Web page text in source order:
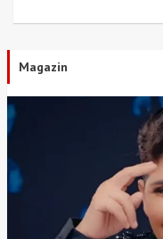
Magazin